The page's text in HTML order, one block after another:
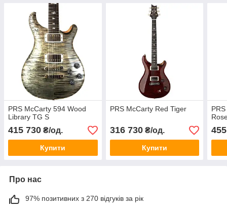
PRS McCarty 594 Wood
Library TG S
415 730 ₴/од.
Купити
PRS McCarty Red Tiger
316 730₴/од.
Купити
Про нас
97% позитивних з 270 відгуків за рік